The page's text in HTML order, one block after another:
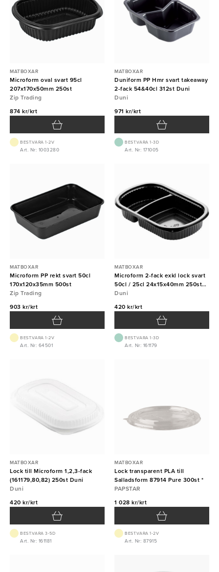
MATBOXAR
Microform oval svart 95cl
207x170x50mm 250st
Zip Trading
874 kr/krt
BEST.VARA 1-2V
Art. Nr: 1003280
MATBOXAR
Duniform PP Hmr svart takeaway
2-fack 54&40cl 312st Duni
Duni
971 kr/krt
BEST.VARA 1-3D
Art. Nr: 171005
MATBOXAR
Microform PP rekt svart 50cl
170x120x35mm 500st
Zip Trading
903 kr/krt
BEST.VARA 1-2V
Art. Nr: 64501
MATBOXAR
Microform 2-fack exkl lock svart
50cl / 25cl 24x15x40mm 250st
Duni
Duni
420 kr/krt
BEST.VARA 1-3D
Art. Nr: 161179
MATBOXAR
Lock till Microform 1,2,3-fack
(161179,80,82) 250st Duni
Duni
420 kr/krt
BEST.VARA 3-5D
Art. Nr: 161181
MATBOXAR
Lock transparent PLA till
Salladsform 87914 Pure 300st *
PAPSTAR
1 028 kr/krt
BEST.VARA 1-2V
Art. Nr: 87915